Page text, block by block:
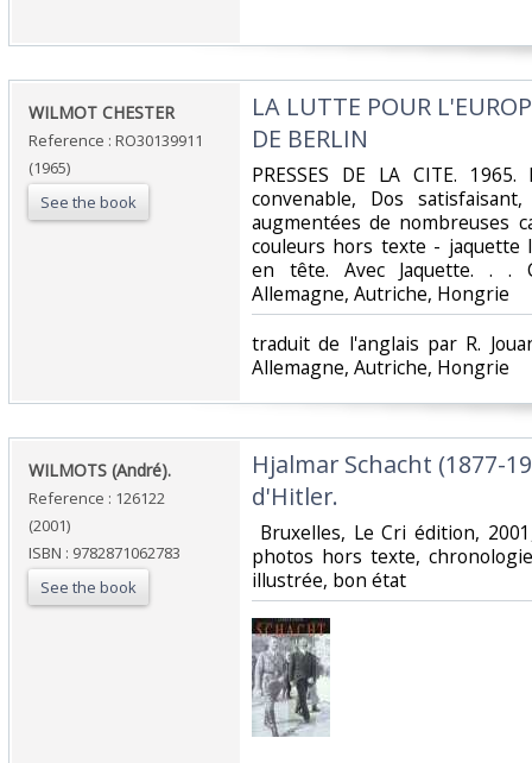
‎WILMOT CHESTER‎
Reference : RO30139911
(1965)
See the book
‎LA LUTTE POUR
DE BERLIN‎
‎PRESSES DE LA CITE.
convenable, Dos
augmentées de nombreuses
couleurs hors texte - jaquette
en tête. Avec Jaquette. . .
Allemagne, Autriche, Hongrie‎
‎traduit de l'anglais par R.
Allemagne, Autriche, Hongrie‎
‎WILMOTS (André).‎
Reference : 126122
(2001)
ISBN : 9782871062783
See the book
‎Hjalmar Schacht (1877-
d'Hitler.‎
Bruxelles, Le Cri édition,
photos hors texte,
illustrée, bon état‎